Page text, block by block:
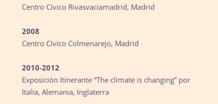
Centro Cívico Rivasvaciamadrid, Madrid
2008
Centro Cívico Colmenarejo, Madrid
2010-2012
Exposición Itinerante “The climate is changing” por
Italia, Alemania, Inglaterra